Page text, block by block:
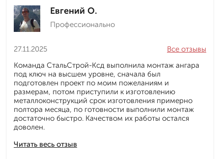
Евгений О.
Профессионально
27.11.2025
Читать весь отзыв
Все отзывы
Команда СтальСтрой-Ксд выполнила монтаж ангара
под ключ на высшем уровне, сначала был
подготовлен проект по моим пожеланиям и
размерам, потом приступили к изготовлению
металлоконструкций срок изготовления примерно
полтора месяца, по готовности выполнили монтаж
достаточно быстро. Качеством их работы остался
доволен.